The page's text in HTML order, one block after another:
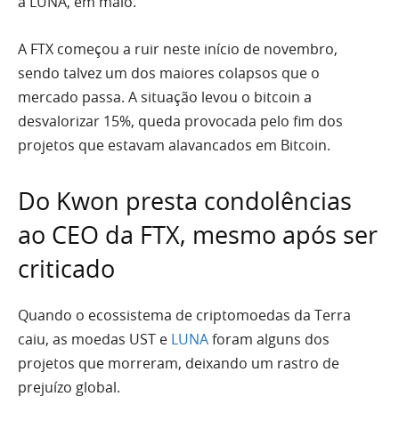
A FTX começou a ruir neste início de novembro,
sendo talvez um dos maiores colapsos que o
mercado passa. A situação levou o bitcoin a
desvalorizar 15%, queda provocada pelo fim dos
projetos que estavam alavancados em Bitcoin.
Do Kwon presta condolências
ao CEO da FTX, mesmo após ser
criticado
Quando o ecossistema de criptomoedas da Terra
caiu, as moedas UST e LUNAforam alguns dos
projetos que morreram, deixando um rastro de
prejuízo global.